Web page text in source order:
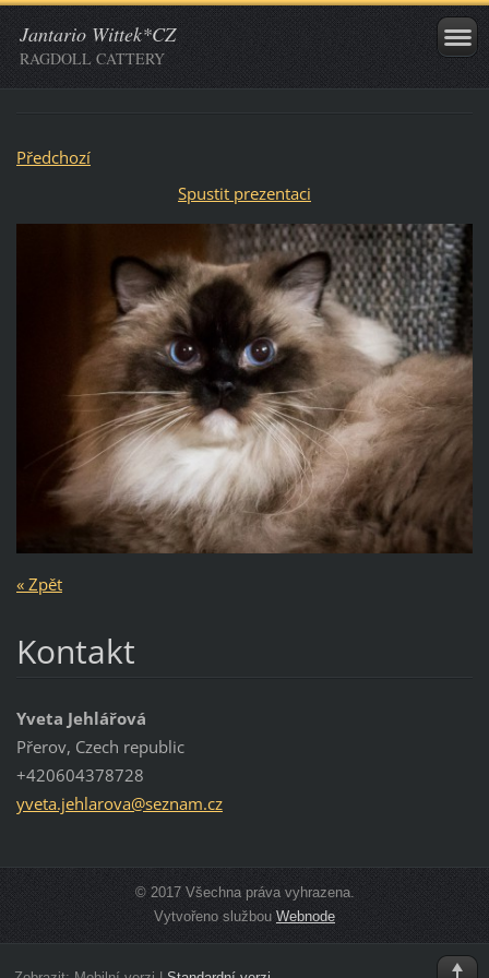
Jantario Wittek*CZ
RAGDOLL CATTERY
Předchozí
Spustit prezentaci
« Zpět
Kontakt
Yveta Jehlářová
Přerov, Czech republic
+420604378728
yveta.jehlarova@seznam.cz
© 2017 Všechna práva vyhrazena.
Vytvořeno službouWebnode